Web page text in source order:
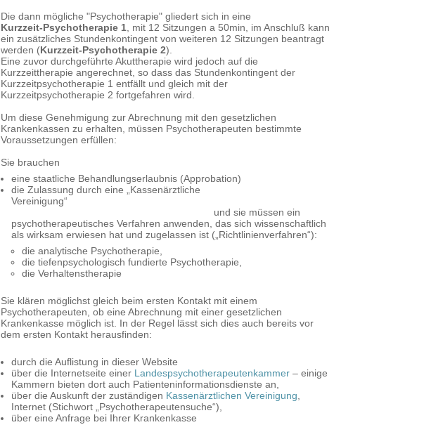
Die dann mögliche "Psychotherapie" gliedert sich in eine
Kurzzeit-Psychotherapie 1 , mit 12 Sitzungen a 50min, im Anschluß kann
ein zusätzliches Stundenkontingent von weiteren 12 Sitzungen beantragt
werden (Kurzzeit-Psychotherapie 2).
Eine zuvor durchgeführte Akuttherapie wird jedoch auf die
Kurzzeittherapie angerechnet, so dass das Stundenkontingent der
Kurzzeitpsychotherapie 1 entfällt und gleich mit der
Kurzzeitpsychotherapie 2 fortgefahren wird.
Um diese Genehmigung zur Abrechnung mit den gesetzlichen
Krankenkassen zu erhalten, müssen Psychotherapeuten bestimmte
Voraussetzungen erfüllen:
Sie brauchen
eine staatliche Behandlungserlaubnis (Approbation)
die Zulassung durch eine „Kassenärztliche
Vereinigung“
und sie müssen ein
psychotherapeutisches Verfahren anwenden, das sich wissenschaftlich
als wirksam erwiesen hat und zugelassen ist („Richtlinienverfahren“):
die analytische Psychotherapie,
die tiefenpsychologisch fundierte Psychotherapie,
die Verhaltenstherapie
Sie klären möglichst gleich beim ersten Kontakt mit einem
Psychotherapeuten, ob eine Abrechnung mit einer gesetzlichen
Krankenkasse möglich ist. In der Regel lässt sich dies auch bereits vor
dem ersten Kontakt herausfinden:
durch die Auflistung in dieser Website
über die Internetseite einer Landespsychotherapeutenkammer – einige
Kammern bieten dort auch Patienteninformationsdienste an,
über die Auskunft der zuständigen Kassenärztlichen Vereinigung
Internet (Stichwort „Psychotherapeutensuche“),
über eine Anfrage bei Ihrer Krankenkasse